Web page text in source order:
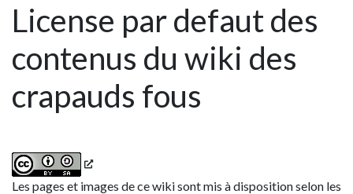
License par defaut des
contenus du wiki des
crapauds fous
Les pages et images de ce wiki sont mis à disposition selon les